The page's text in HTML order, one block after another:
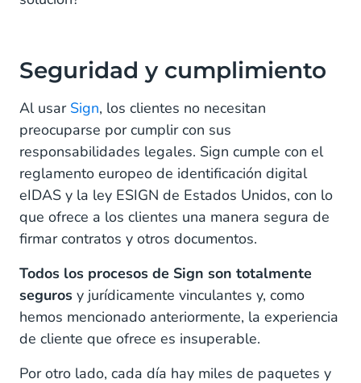
Seguridad y cumplimiento
Al usar Sign, los clientes no necesitan
preocuparse por cumplir con sus
responsabilidades legales. Sign cumple con el
reglamento europeo de identificación digital
eIDAS y la ley ESIGN de Estados Unidos, con lo
que ofrece a los clientes una manera segura de
firmar contratos y otros documentos.
Todos los procesos de Sign son totalmente
seguros y jurídicamente vinculantes y, como
hemos mencionado anteriormente, la experiencia
de cliente que ofrece es insuperable.
Por otro lado, cada día hay miles de paquetes y